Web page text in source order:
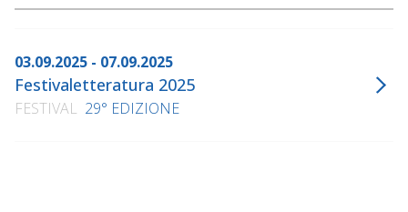
03.09.2025 - 07.09.2025
Festivaletteratura 2025
FESTIVAL 29° EDIZIONE